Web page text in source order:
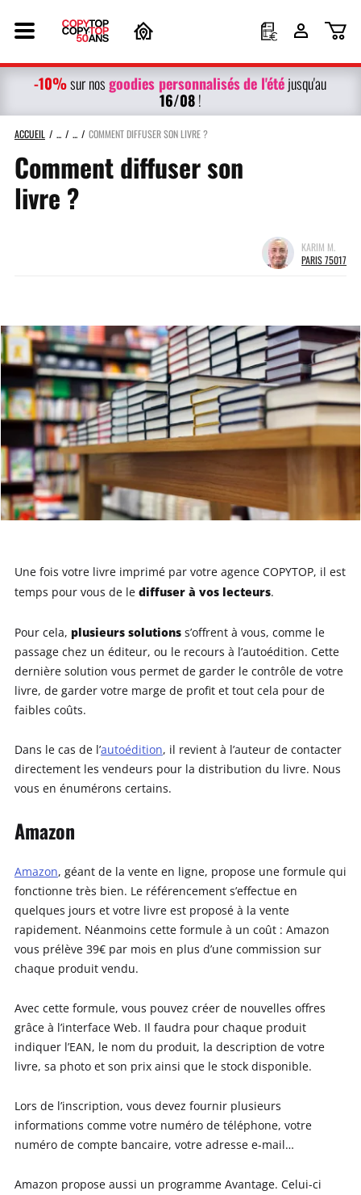
-10%sur nosgoodies personnalisésde l'étéjusqu'au
16/08!
ACCUEIL COMMENT DIFFUSER SON LIVRE ?
Comment diffuser son
livre ?
KARIM M.
PARIS 75017
Une fois votre livre imprimé par votre agence COPYTOP, il est
temps pour vous de le diffuser à vos lecteurs.
Pour cela, plusieurs solutionss’offrent à vous, comme le
passage chez un éditeur, ou le recours à l’autoédition. Cette
dernière solution vous permet de garder le contrôle de votre
livre, de garder votre marge de profit et tout cela pour de
faibles coûts.
Dans le cas de l’autoédition, il revient à l’auteur de contacter
directement les vendeurs pour la distribution du livre. Nous
vous en énumérons certains.
Amazon
Amazon, géant de la vente en ligne, propose une formule qui
fonctionne très bien. Le référencement s’effectue en
quelques jours et votre livre est proposé à la vente
rapidement. Néanmoins cette formule à un coût : Amazon
vous prélève 39€ par mois en plus d’une commission sur
chaque produit vendu.
Avec cette formule, vous pouvez créer de nouvelles offres
grâce à l’interface Web. Il faudra pour chaque produit
indiquer l’EAN, le nom du produit, la description de votre
livre, sa photo et son prix ainsi que le stock disponible.
Lors de l’inscription, vous devez fournir plusieurs
informations comme votre numéro de téléphone, votre
numéro de compte bancaire, votre adresse e-mail…
Amazon propose aussi un programme Avantage. Celui-ci